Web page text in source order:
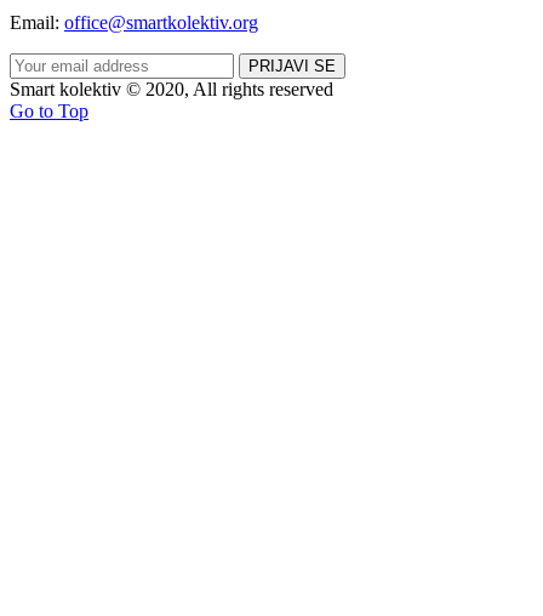
Email: office@smartkolektiv.org
Smart kolektiv © 2020, All rights reserved
Go to Top